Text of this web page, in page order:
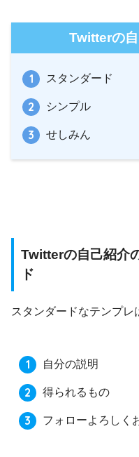
Twitterの
スタンダード
シンプル
せしみん
Twitterの自己紹介
ド
スタンダードなテンプレ
自分の説明
得られるもの
フォローよろしく